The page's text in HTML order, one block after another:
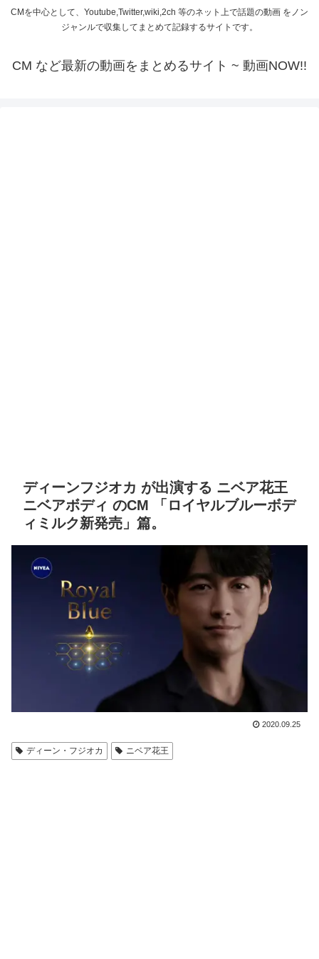
CMを中心として、Youtube,Twitter,wiki,2ch 等のネット上で話題の動画 をノン
ジャンルで収集してまとめて記録するサイトです。
CM など最新の動画をまとめるサイト ~ 動画NOW!!
ディーンフジオカ が出演する ニベア花王
ニベアボディ のCM 「ロイヤルブルーボデ
ィミルク新発売」篇。
2020.09.25
ディーン・フジオカ ニベア花王